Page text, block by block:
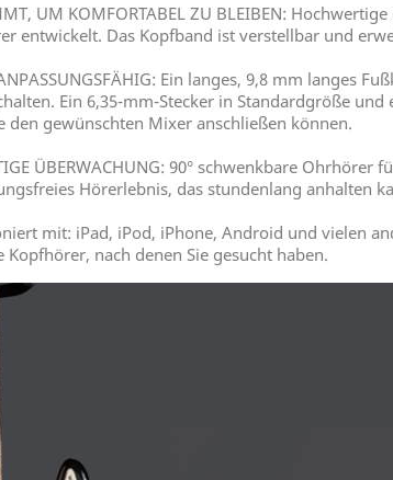
UM KOMFORTABEL ZU BLEIBEN:
entwickelt. Das Kopfband ist verstellbar und
Ein langes, 9,8 mm langes
Ein 6,35-mm-Stecker in Standardgröße
den gewünschten Mixer anschließen können.
ÜBERWACHUNG: 90° schwenkbare
Hörerlebnis, das stundenlang anhalten
mit: iPad, iPod, iPhone, Android und vielen
Kopfhörer, nach denen Sie gesucht haben.